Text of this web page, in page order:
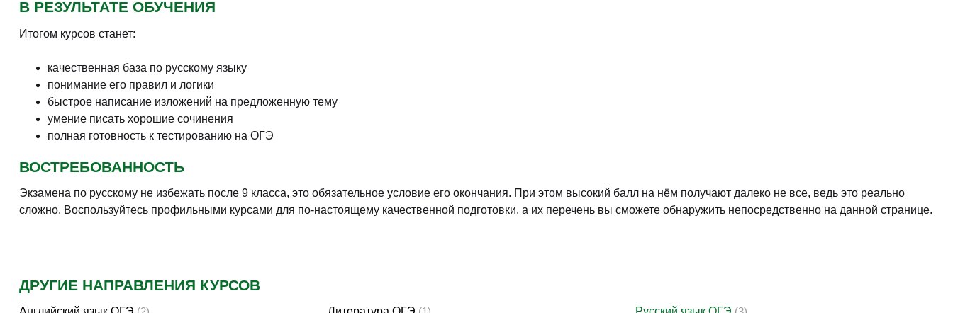
В РЕЗУЛЬТАТЕ ОБУЧЕНИЯ
Итогом курсов станет:
качественная база по русскому языку
понимание его правил и логики
быстрое написание изложений на предложенную тему
умение писать хорошие сочинения
полная готовность к тестированию на ОГЭ
ВОСТРЕБОВАННОСТЬ
Экзамена по русскому не избежать после 9 класса, это обязательное условие его окончания. При этом высокий балл на нём получают далеко не все, ведь это реально
сложно. Воспользуйтесь профильными курсами для по-настоящему качественной подготовки, а их перечень вы сможете обнаружить непосредственно на данной странице.
ДРУГИЕ НАПРАВЛЕНИЯ КУРСОВ